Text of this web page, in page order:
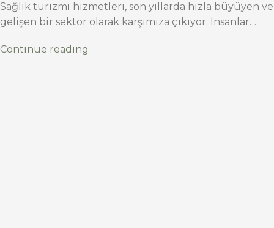
Sağlık turizmi hizmetleri, son yıllarda hızla büyüyen ve
gelişen bir sektör olarak karşımıza çıkıyor. İnsanlar…
Continue reading